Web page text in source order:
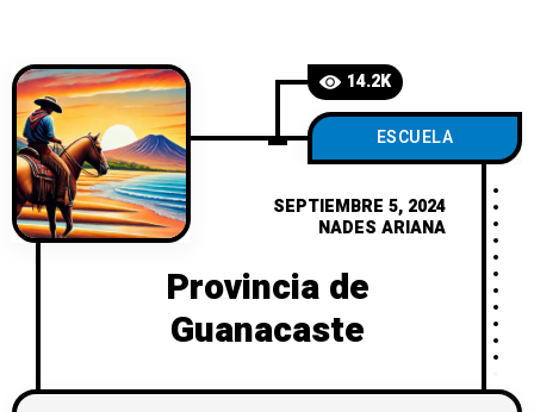
14.2K
ESCUELA
SEPTIEMBRE 5, 2024
NADES ARIANA
Provincia de
Guanacaste